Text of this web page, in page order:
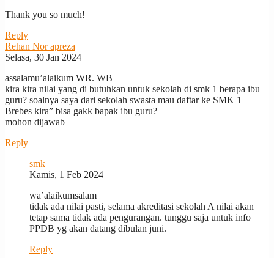
Thank you so much!
Reply
Rehan Nor apreza
Selasa, 30 Jan 2024
assalamu’alaikum WR. WB
kira kira nilai yang di butuhkan untuk sekolah di smk 1 berapa ibu
guru? soalnya saya dari sekolah swasta mau daftar ke SMK 1
Brebes kira” bisa gakk bapak ibu guru?
mohon dijawab
Reply
smk
Kamis, 1 Feb 2024
wa’alaikumsalam
tidak ada nilai pasti, selama akreditasi sekolah A nilai akan
tetap sama tidak ada pengurangan. tunggu saja untuk info
PPDB yg akan datang dibulan juni.
Reply